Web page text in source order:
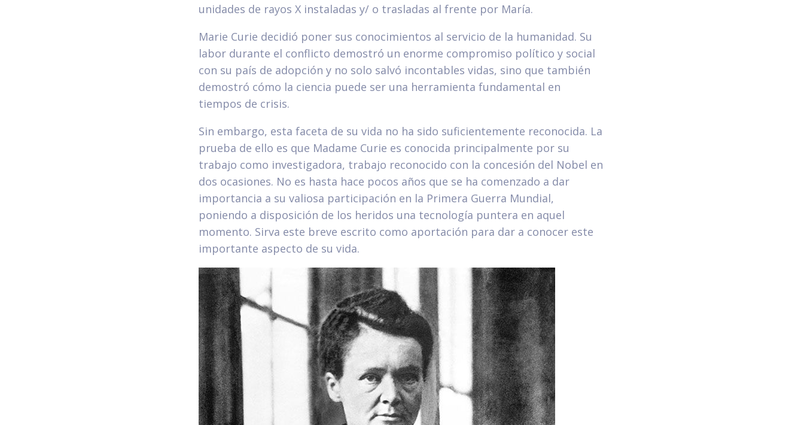
unidades de rayos X instaladas y/ o trasladas al frente por María.
Marie Curie decidió poner sus conocimientos al servicio de la humanidad. Su
labor durante el conflicto demostró un enorme compromiso político y social
con su país de adopción y no solo salvó incontables vidas, sino que también
demostró cómo la ciencia puede ser una herramienta fundamental en
tiempos de crisis.
Sin embargo, esta faceta de su vida no ha sido suficientemente reconocida. La
prueba de ello es que Madame Curie es conocida principalmente por su
trabajo como investigadora, trabajo reconocido con la concesión del Nobel en
dos ocasiones. No es hasta hace pocos años que se ha comenzado a dar
importancia a su valiosa participación en la Primera Guerra Mundial,
poniendo a disposición de los heridos una tecnología puntera en aquel
momento. Sirva este breve escrito como aportación para dar a conocer este
importante aspecto de su vida.